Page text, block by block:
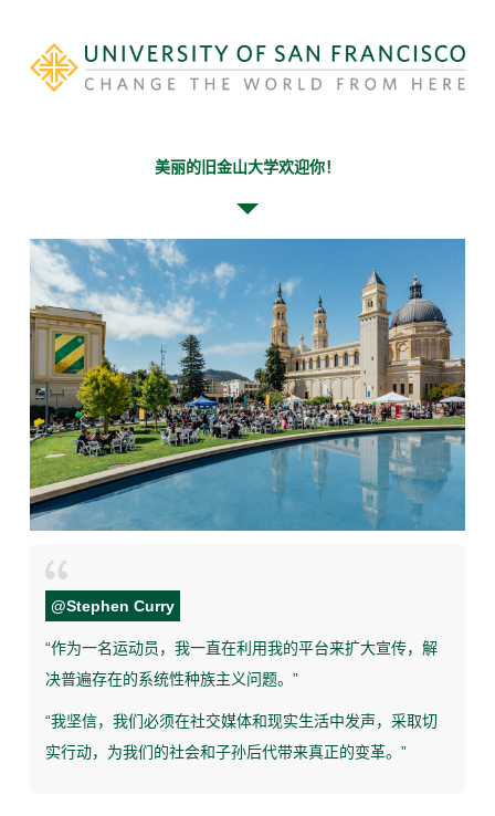
美丽的旧金山大学欢迎你！
@Stephen Curry
“作为一名运动员，我一直在利用我的平台来扩大宣传，解
决普遍存在的系统性种族主义问题。”
“我坚信，我们必须在社交媒体和现实生活中发声，采取切
实行动，为我们的社会和子孙后代带来真正的变革。”